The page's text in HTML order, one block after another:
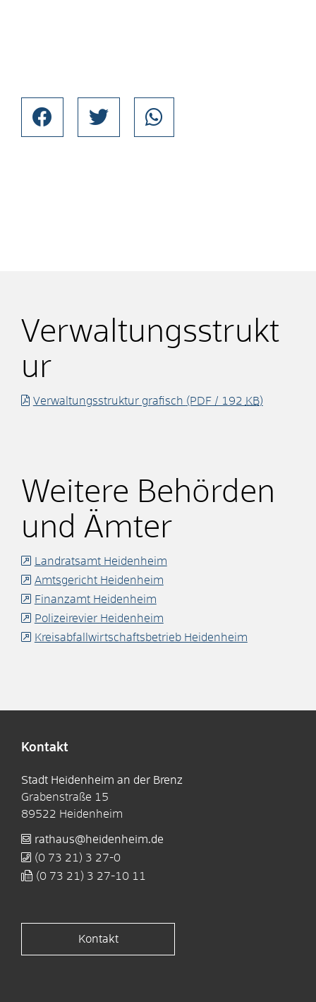
Verwaltungsstrukt
ur
Verwaltungsstruktur grafisch (PDF / 192 KB)
Weitere Behörden
und Ämter
Landratsamt Heidenheim
Amtsgericht Heidenheim
Finanzamt Heidenheim
Polizeirevier Heidenheim
Kreisabfallwirtschaftsbetrieb Heidenheim
Kontakt
Stadt Heidenheim an der Brenz
Grabenstraße 15
89522 Heidenheim
rathaus@heidenheim.de
(0 73 21) 3 27-0
(0 73 21) 3 27-10 11
Kontakt